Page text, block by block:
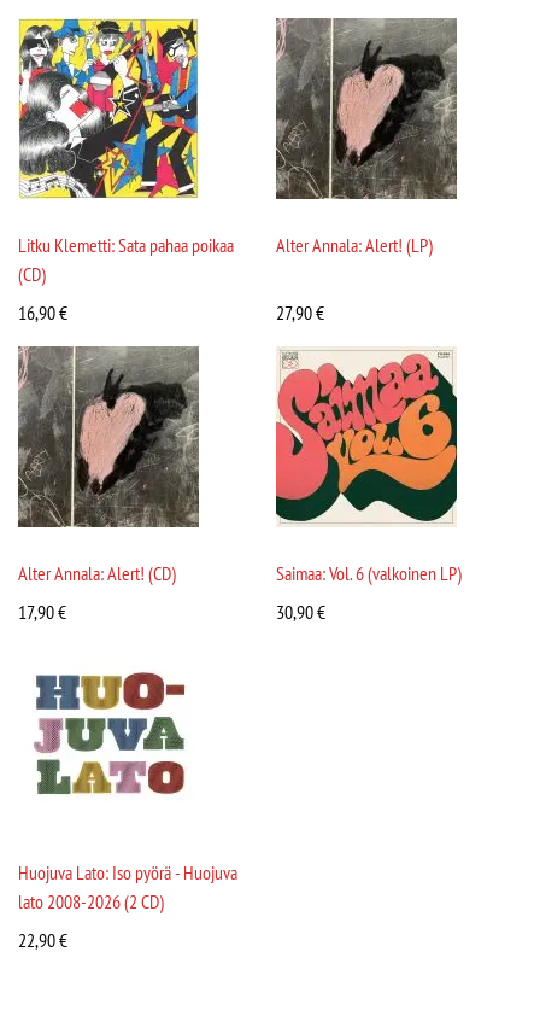
Litku Klemetti: Sata pahaa poikaa
(CD)
16,90€
Alter Annala: Alert! (LP)
27,90€
Alter Annala: Alert! (CD)
17,90€
Saimaa: Vol. 6 (valkoinen LP)
30,90€
Huojuva Lato: Iso pyörä - Huojuva
lato 2008-2026 (2 CD)
22,90€